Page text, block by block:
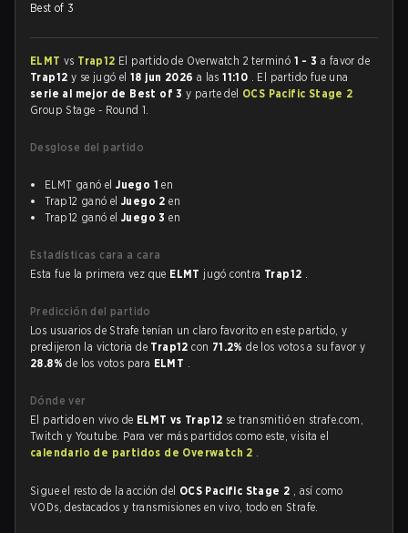
Best of 3
ELMT vs Trap12 El partido de Overwatch 2 terminó 1 - 3 a favor de
Trap12 y se jugó el18 jun 2026 a las11:10 . El partido fue una
serie al mejor de Best of 3y parte del OCS Pacific Stage 2
Group Stage - Round 1.
Desglose del partido
ELMT ganó elJuego 1 en
Trap12 ganó el Juego 2 en
Trap12 ganó el Juego 3 en
Estadísticas cara a cara
Esta fue la primera vez que ELMT jugó contra Trap12 .
Predicción del partido
Los usuarios de Strafe tenían un claro favorito en este partido, y
predijeron la victoria de Trap12con 71.2%de los votos a su favor y
28.8%de los votos para ELMT .
Dónde ver
El partido en vivo de ELMT vs Trap12 se transmitió en strafe.com,
Twitch y Youtube. Para ver más partidos como este, visita el
calendario de partidos de Overwatch 2 .
Sigue el resto de la acción del OCS Pacific Stage 2 , así como
VODs, destacados y transmisiones en vivo, todo en Strafe.